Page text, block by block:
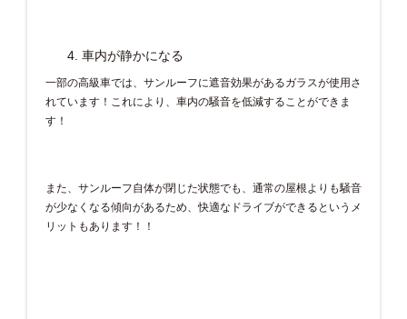
車内が静かになる
一部の高級車では、サンルーフに遮音効果があるガラスが使用さ
れています！これにより、車内の騒音を低減することができま
す！
また、サンルーフ自体が閉じた状態でも、通常の屋根よりも騒音
が少なくなる傾向があるため、快適なドライブができるというメ
リットもあります！！